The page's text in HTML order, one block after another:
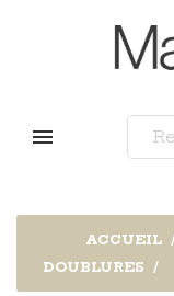
ACCUEIL
DOUBLURES